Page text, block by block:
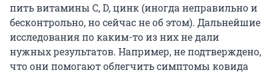
пить витамины С, D, цинк (иногда неправильно и
бесконтрольно, но сейчас не об этом). Дальнейшие
исследования по каким-то из них не дали
нужных результатов. Например, не подтверждено,
что они помогают облегчить симптомы ковида